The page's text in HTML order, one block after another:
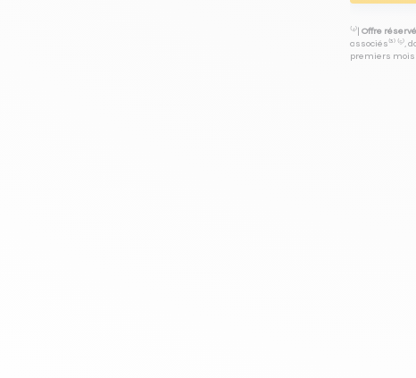
⁽⁴⁾| Offre
associés⁽³⁾
premiers mois